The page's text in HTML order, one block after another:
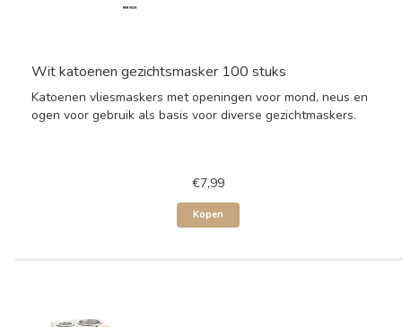
Wit katoenen gezichtsmasker 100 stuks
Katoenen vliesmaskers met openingen voor mond, neus en
ogen voor gebruik als basis voor diverse gezichtmaskers.
€7,99
Kopen